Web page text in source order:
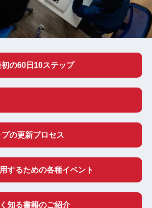
の60日10ステップ
の更新プロセス
するための各種イベント
知る書籍のご紹介